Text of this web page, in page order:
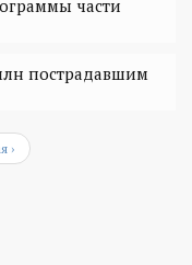
части
пострадавшим
›